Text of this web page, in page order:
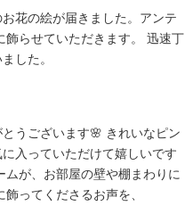
花の絵が届きました。アンテ
飾らせていただきます。 迅速丁
した。
うございます🌸 きれいなピン
入っていただけて嬉しいです
が、お部屋の壁や棚まわりに
ってくださるお声を、